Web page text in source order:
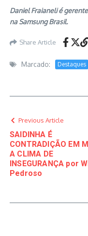
Daniel Fraianeli é
na Samsung Brasil.
Share Article
Marcado: Destaques
Previous Article
SAIDINHA É
CONTRADIÇÃO EM
A CLIMA DE
INSEGURANÇA por
Pedroso